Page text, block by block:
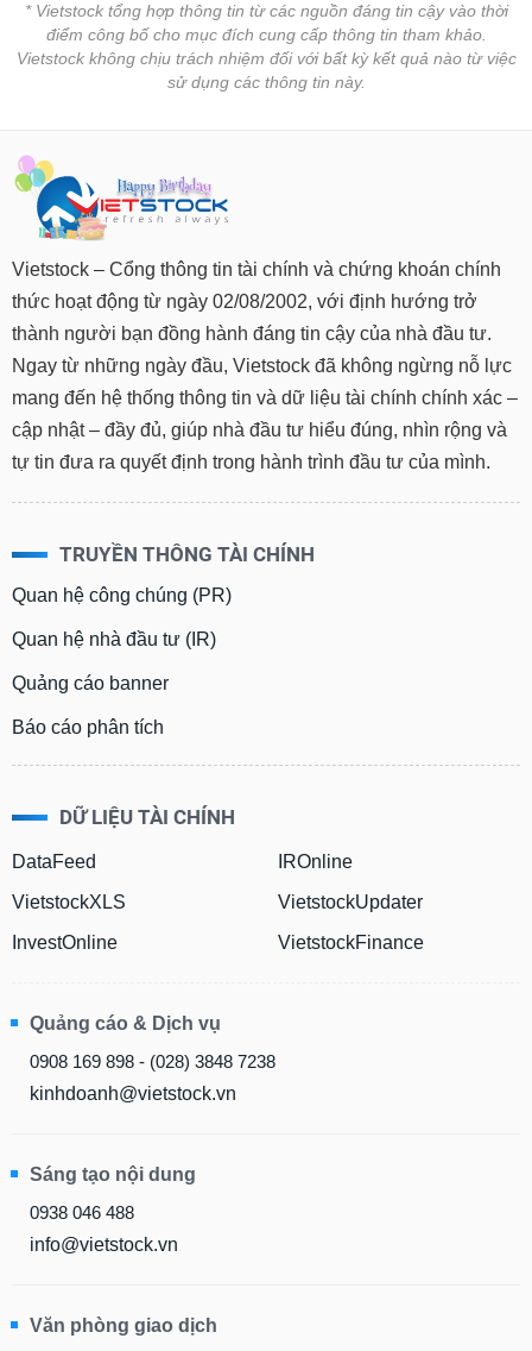
* Vietstock tổng hợp thông tin từ các nguồn đáng tin cậy vào thời
điểm công bố cho mục đích cung cấp thông tin tham khảo.
Vietstock không chịu trách nhiệm đối với bất kỳ kết quả nào từ việc
sử dụng các thông tin này.
Vietstock – Cổng thông tin tài chính và chứng khoán chính
thức hoạt động từ ngày 02/08/2002, với định hướng trở
thành người bạn đồng hành đáng tin cậy của nhà đầu tư.
Ngay từ những ngày đầu, Vietstock đã không ngừng nỗ lực
mang đến hệ thống thông tin và dữ liệu tài chính chính xác –
cập nhật – đầy đủ, giúp nhà đầu tư hiểu đúng, nhìn rộng và
tự tin đưa ra quyết định trong hành trình đầu tư của mình.
TRUYỀN THÔNG TÀI CHÍNH
Quan hệ công chúng (PR)
Quan hệ nhà đầu tư (IR)
Quảng cáo banner
Báo cáo phân tích
DỮ LIỆU TÀI CHÍNH
DataFeed
VietstockXLS
InvestOnline
IROnline
VietstockUpdater
VietstockFinance
Quảng cáo & Dịch vụ
0908 169 898 - (028) 3848 7238
kinhdoanh@vietstock.vn
Sáng tạo nội dung
0938 046 488
info@vietstock.vn
Văn phòng giao dịch